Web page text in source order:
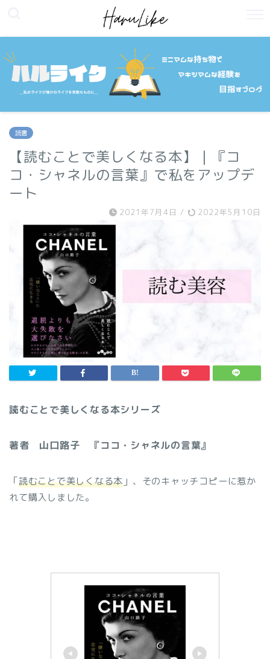
読書
【読むことで美しくなる本】｜『コ
コ・シャネルの言葉』で私をアップデ
ート
2021年7月4日 / 2022年5月10日
読むことで美しくなる本シリーズ
著者 山口路子 『ココ・シャネルの言葉』
「読むことで美しくなる本 」、そのキャッチコピーに惹か
れて購入しました。